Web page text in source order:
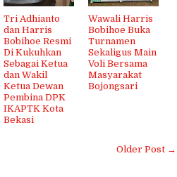
Tri Adhianto
dan Harris
Bobihoe Resmi
Di Kukuhkan
Sebagai Ketua
dan Wakil
Ketua Dewan
Pembina DPK
IKAPTK Kota
Bekasi
Wawali Harris
Bobihoe Buka
Turnamen
Sekaligus Main
Voli Bersama
Masyarakat
Bojongsari
Older Post →